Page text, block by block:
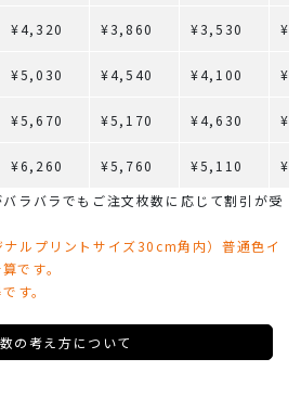
¥4,320 ¥3,860 ¥3,530
¥5,030 ¥4,540 ¥4,100
¥5,670 ¥5,170 ¥4,630
¥6,260 ¥5,760 ¥5,110
ラバラでもご注文枚数に応じて割引が受
ルプリントサイズ30cm角内）普通色イ
です。
す。
の考え方について